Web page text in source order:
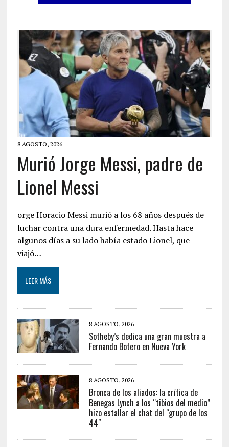
8 AGOSTO, 2026
Murió Jorge Messi, padre de
Lionel Messi
orge Horacio Messi murió a los 68 años después de
luchar contra una dura enfermedad. Hasta hace
algunos días a su lado había estado Lionel, que
viajó…
LEER MÁS
8 AGOSTO, 2026
Sotheby’s dedica una gran muestra a
Fernando Botero en Nueva York
8 AGOSTO, 2026
Bronca de los aliados: la crítica de
Benegas Lynch a los “tibios del medio”
hizo estallar el chat del “grupo de los
44″